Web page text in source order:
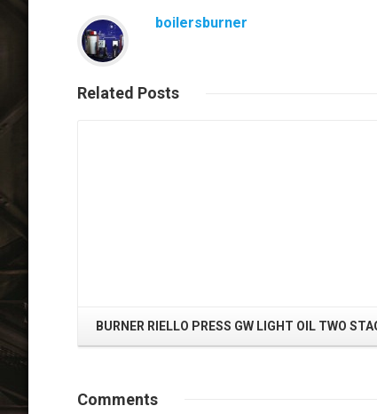
boilersburner
Related Posts
BURNER RIELLO PRESS GW LIGHT OIL TWO
Comments